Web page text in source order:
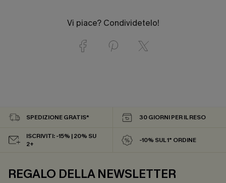
Vi piace? Condividetelo!
SPEDIZIONE GRATIS* 30 GIORNI PER IL RESO
ISCRIVITI: -15% | 20% SU
2+
-10% SUL 1° ORDINE
REGALO DELLA NEWSLETTER